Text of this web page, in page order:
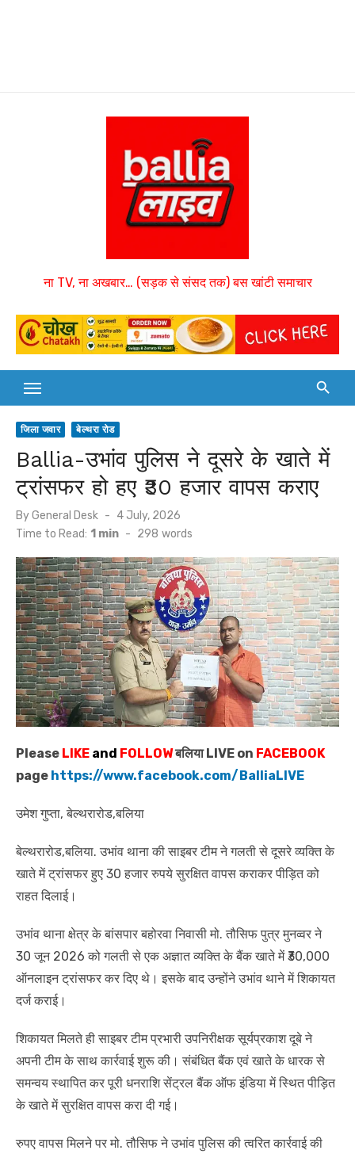
ना TV, ना अखबार… (सड़क से संसद तक) बस खांटी समाचार
जिला जवार बेल्थरा रोड
Ballia-उभांव पुलिस ने दूसरे के खाते में
ट्रांसफर हो हए ₹30 हजार वापस कराए
ByGeneral Desk
Posted
on
4 July, 2026
Time to Read: 1 min - 298 words
Please LIKE and FOLLOWबलिया LIVE on FACEBOOK
page https://www.facebook.com/BalliaLIVE
उमेश गुप्ता, बेल्थरारोड,बलिया
बेल्थरारोड,बलिया. उभांव थाना की साइबर टीम ने गलती से दूसरे व्यक्ति के
खाते में ट्रांसफर हुए 30 हजार रुपये सुरक्षित वापस कराकर पीड़ित को
राहत दिलाई।
उभांव थाना क्षेत्र के बांसपार बहोरवा निवासी मो. तौसिफ पुत्र मुनव्वर ने
30 जून 2026 को गलती से एक अज्ञात व्यक्ति के बैंक खाते में ₹30,000
ऑनलाइन ट्रांसफर कर दिए थे। इसके बाद उन्होंने उभांव थाने में शिकायत
दर्ज कराई।
शिकायत मिलते ही साइबर टीम प्रभारी उपनिरीक्षक सूर्यप्रकाश दूबे ने
अपनी टीम के साथ कार्रवाई शुरू की। संबंधित बैंक एवं खाते के धारक से
समन्वय स्थापित कर पूरी धनराशि सेंट्रल बैंक ऑफ इंडिया में स्थित पीड़ित
के खाते में सुरक्षित वापस करा दी गई।
रुपए वापस मिलने पर मो. तौसिफ ने उभांव पुलिस की त्वरित कार्रवाई की